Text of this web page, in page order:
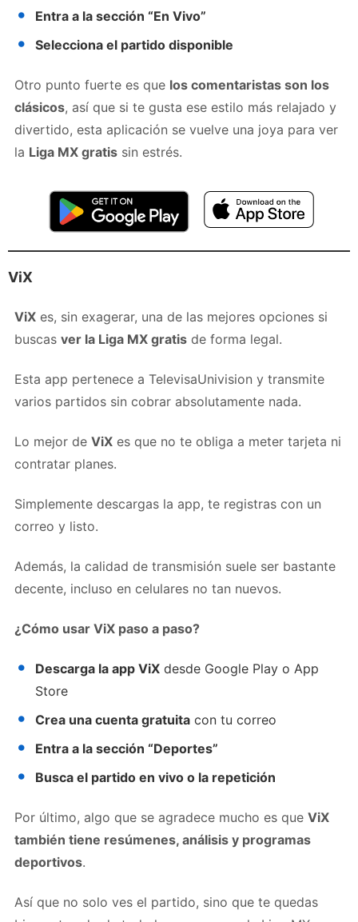
Entra a la sección “En Vivo”
Selecciona el partido disponible
Otro punto fuerte es que los comentaristas son los
clásicos, así que si te gusta ese estilo más relajado y
divertido, esta aplicación se vuelve una joya para ver
la Liga MX gratis sin estrés.
ViX
ViX es, sin exagerar, una de las mejores opciones si
buscas ver la Liga MX gratis de forma legal.
Esta app pertenece a TelevisaUnivision y transmite
varios partidos sin cobrar absolutamente nada.
Lo mejor de ViX es que no te obliga a meter tarjeta ni
contratar planes.
Simplemente descargas la app, te registras con un
correo y listo.
Además, la calidad de transmisión suele ser bastante
decente, incluso en celulares no tan nuevos.
¿Cómo usar ViX paso a paso?
Descarga la app ViX desde Google Play o App
Store
Crea una cuenta gratuita con tu correo
Entra a la sección “Deportes”
Busca el partido en vivo o la repetición
Por último, algo que se agradece mucho es que ViX
también tiene resúmenes, análisis y programas
deportivos.
Así que no solo ves el partido, sino que te quedas